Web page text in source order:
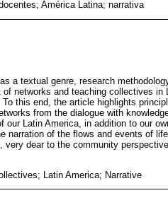
América Latina; narrativa
a textual genre, research
networks and teaching collectives
this end, the article highlights
from the dialogue with
our Latin America, in addition to our
narration of the flows and events of
dear to the community
Latin America; Narrative